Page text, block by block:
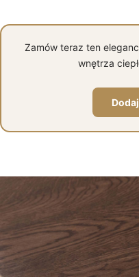
Zamów teraz ten
wnętrza